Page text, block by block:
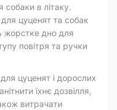
в літаку.
цуценят та собак
жорстке дно для
повітря та ручки
цуценят і дорослих
їхнє дозвілля,
витрачати